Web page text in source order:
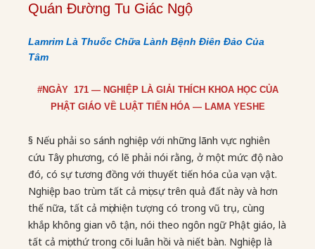
Quán Đường Tu Giác Ngộ
Lamrim Là Thuốc Chữa Lành Bệnh Điên Đảo Của
Tâm
#NGÀY 171 — NGHIỆP LÀ GIẢI THÍCH KHOA HỌC CỦA
PHẬT GIÁO VỀ LUẬT TIẾN HÓA — LAMA YESHE
§ Nếu phải so sánh nghiệp với những lãnh vực nghiên
cứu Tây phương, có lẽ phải nói rằng, ở một mức độ nào
đó, có sự tương đồng với thuyết tiến hóa của vạn vật.
Nghiệp bao trùm tất cả mọi sự trên quả đất này và hơn
thế nữa, tất cả mọi hiện tượng có trong vũ trụ, cùng
khắp không gian vô tận, nói theo ngôn ngữ Phật giáo, là
tất cả mọi thứ trong cõi luân hồi và niết bàn. Nghiệp là